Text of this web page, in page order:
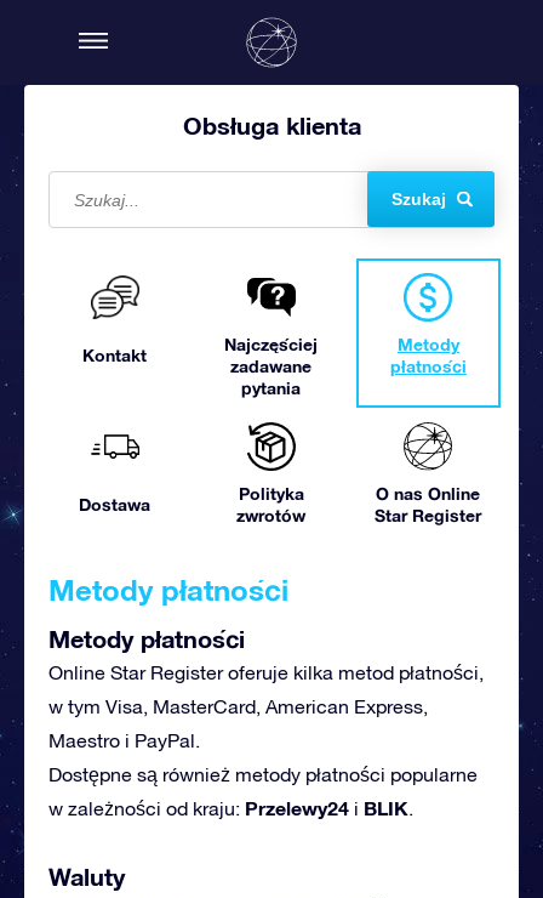
Obsługa klienta
Szukaj
Kontakt
Najczęściej
zadawane
pytania
Metody
płatności
Dostawa
Polityka
zwrotów
O nas Online
Star Register
Metody płatności
Metody płatności
Online Star Register oferuje kilka metod płatności,
w tym Visa, MasterCard, American Express,
Maestro i PayPal.
Dostępne są również metody płatności popularne
w zależności od kraju: Przelewy24 i BLIK.
Waluty